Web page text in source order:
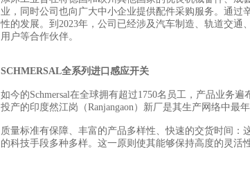
业，同时公司也向广大中小企业提供配件采购服务。通
性的发展。到2023年，公司已经涉及汽车制造、轨道交
用户等合作伙伴。
SCHMERSAL全系列进口感应开关
如今的Schmersal在全球拥有超过1750名员工，产品业务
投产的印度然江岗（Ranjangaon）新厂是其生产网络中最
质量标准有保障、丰富的产品多样性、快速的交货时间
的科技手段多种多样。这一原则使其能够保持高度的灵活